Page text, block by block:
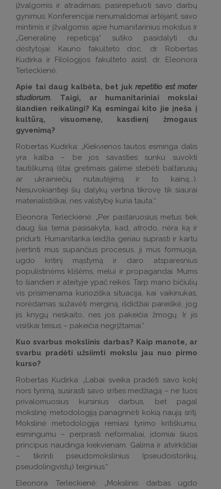
įžvalgomis ir atradimais, pasirepetuoti savo darbų
gynimus. Konferencijai nenumaldomai artėjant, savo
mintimis ir įžvalgomis apie humanitarinius mokslus ir
„Generalinę repeticiją“ sutiko pasidalyti du
dėstytojai: Kauno fakulteto doc. dr. Robertas
Kudirka ir Filologijos fakulteto asist. dr. Eleonora
Terleckienė.
Apie tai daug kalbėta, bet juk repetitio est mater
studiorum. Taigi, ar humanitariniai mokslai
šiandien reikalingi? Ką esmingai kito jie įneša į
kultūrą, visuomenę, kasdienį žmogaus
gyvenimą?
Robertas Kudirka: „Kiekvienos tautos esminga dalis
yra kalba – be jos savasties sunku suvokti
tautiškumą (štai gretimais galime stebėti baltarusių
ar ukrainiečių nutautėjimą ir to kainą...).
Nesuvokiantieji šių dalykų vertina tikrovę tik siaurai
materialistiškai, nes valstybę kuria tauta.“
Eleonora Terleckienė: „Per pastaruosius metus tiek
daug šia tema pasisakyta, kad, atrodo, nėra ką ir
pridurti. Humanitarika leidžia geriau suprasti ir kartu
įvertinti mus supančius procesus, ji mus formuoja,
ugdo kritinį mąstymą ir daro atsparesnius
populistinėms klišėms, melui ir propagandai. Mums
to šiandien ir ateityje ypač reikės. Tarp mano bičiulių
vis prisimenama kurioziška situacija, kai vaikinukas,
norėdamas sužavėti merginą, išdidžiai pareiškė, jog
jis knygų neskaito, nes jos pakeičia žmogų. Ir jis
visiškai teisus – pakeičia negrįžtamai.“
Kuo svarbus mokslinis darbas? Kaip manote, ar
svarbu pradėti užsiimti mokslu jau nuo pirmo
kurso?
Robertas Kudirka: „Labai sveika pradėti savo kokį
nors tyrimą, susirasti savo srities medžiagą – ne tuos
privalomuosius kursinius darbus, bet pagal
mokslinę metodologiją panagrinėti kokią naują sritį.
Mokslinė metodologija remiasi tyrimo kritiškumu,
esmingumu – perprasti neformaliai, įdomiai šiuos
principus naudinga kiekvienam. Galima ir atvirkščiai
– tikrinti pseudomokslinius (pseudoistorikų,
pseudolingvistų) teiginius.“
Eleonora Terleckienė: „Mokslinis darbas ugdo